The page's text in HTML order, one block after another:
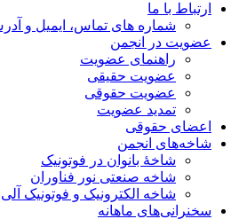
ارتباط با ما
شماره های تماس، ایمیل و
عضویت در انجمن
راهنمای عضویت
عضویت حقیقی
عضویت حقوقی
تمدید عضویت
اعضای حقوقی
شاخه‌های انجمن
شاخۀ بانوان در فوتونیک
شاخه صنعتی نور فناوران
شاخه‌ الکترونیک و فوتونیک آلی
سخنرانی‌های ماهانه